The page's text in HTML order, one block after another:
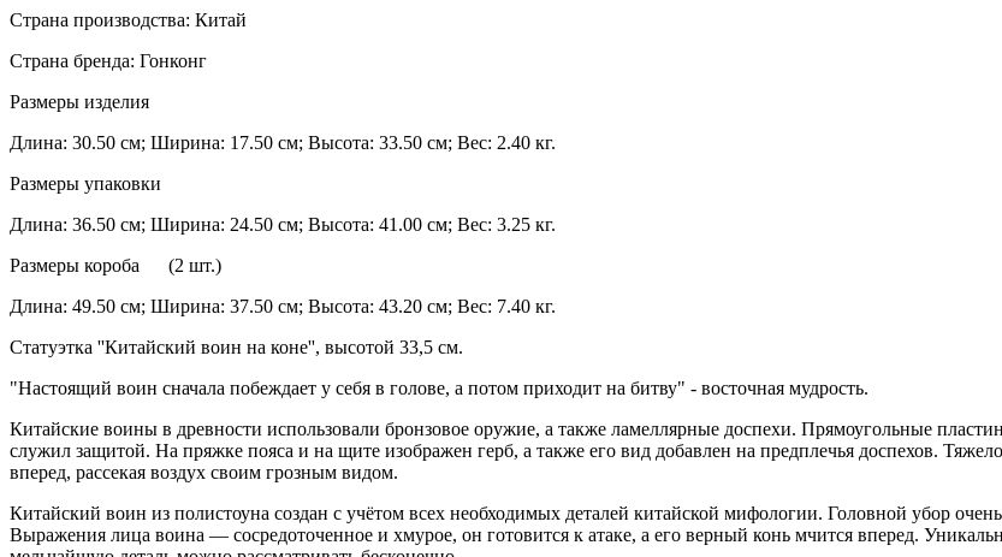
Страна производства: Китай
Страна бренда: Гонконг
Размеры изделия
Длина: 30.50 см; Ширина: 17.50 см; Высота: 33.50 см; Вес: 2.40 кг.
Размеры упаковки
Длина: 36.50 см; Ширина: 24.50 см; Высота: 41.00 см; Вес: 3.25 кг.
Размеры короба (2 шт.)
Длина: 49.50 см; Ширина: 37.50 см; Высота: 43.20 см; Вес: 7.40 кг.
Статуэтка ''Китайский воин на коне'', высотой 33,5 см.
"Настоящий воин сначала побеждает у себя в голове, а потом приходит на битву" - восточная мудрость.
Китайские воины в древности использовали бронзовое оружие, а также ламеллярные доспехи. Прямоугольные
служил защитой. На пряжке пояса и на щите изображен герб, а также его вид добавлен на предплечья доспехов.
вперед, рассекая воздух своим грозным видом.
Китайский воин из полистоуна создан с учётом всех необходимых деталей китайской мифологии. Головной убор
Выражения лица воина — сосредоточенное и хмурое, он готовится к атаке, а его верный конь мчится вперед.